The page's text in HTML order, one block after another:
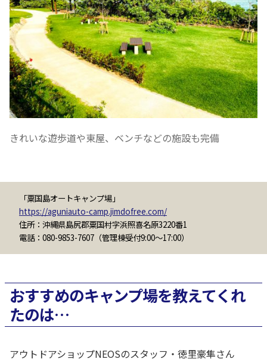
きれいな遊歩道や東屋、ベンチなどの施設も完備
「粟国島オートキャンプ場」
https://aguniauto-camp.jimdofree.com/
住所：沖縄県島尻郡粟国村字浜照喜名原3220番1
電話：080-9853-7607（管理棟受付9:00～17:00）
おすすめのキャンプ場を教えてくれ
たのは…
アウトドアショップNEOSのスタッフ・徳里豪隼さん